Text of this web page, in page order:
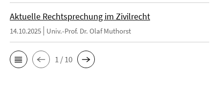
Aktuelle Rechtsprechung im Zivilrecht
14.10.2025 Univ.-Prof. Dr. Olaf Muthorst
1 / 10